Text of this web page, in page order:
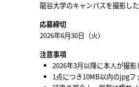
龍谷大学のキャンパスを撮影し
応募締切
2026年6月30日（火）
注意事項
2026年3月以降に本人が撮影
1点につき10MB以内のjpgフ